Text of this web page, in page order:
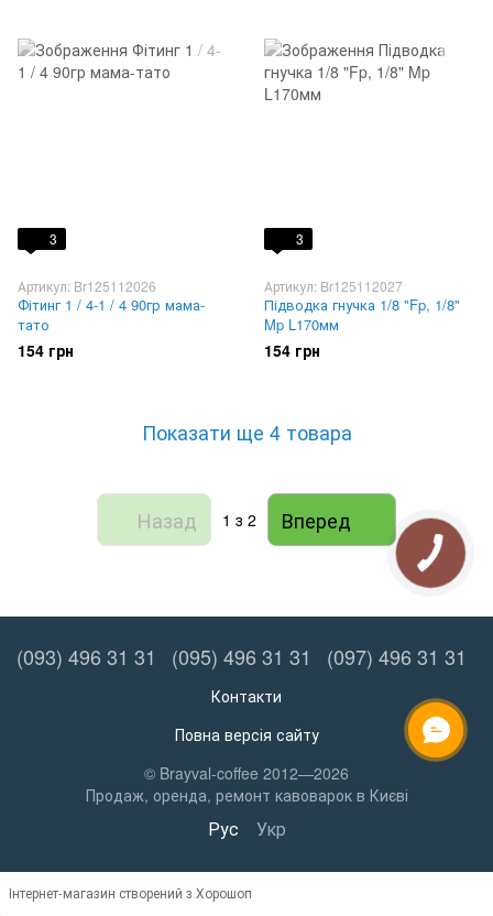
3
Артикул: Br125112026
Фітинг 1 / 4-1 / 4 90гр мама-
тато
154 грн
3
Артикул: Br125112027
Підводка гнучка 1/8 "Fp, 1/8"
Mp L170мм
154 грн
Показати ще 4 товара
Назад 1 з 2 Вперед
(093) 496 31 31 (095) 496 31 31 (097) 496 31 31
Контакти
Повна версія сайту
© Brayval-coffee 2012—2026
Продаж, оренда, ремонт кавоварок в Києві
Рус Укр
Інтернет-магазин створений з Хорошоп
ОНЛАЙН ЧАТ